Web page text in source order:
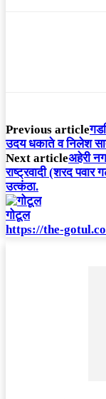
Previous article
उदय धकाते व निलेश
Next articleअहेरी
राष्ट्रवादी (शरद
उत्कंठा.
गोटूल
https://the-